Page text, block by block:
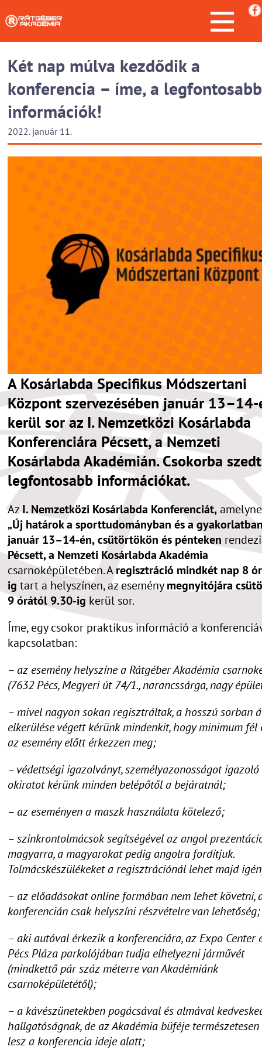
Két nap múlva kezdődik a
konferencia – íme, a legfontosabb
információk!
2022. január 11.
A Kosárlabda Specifikus Módszertani
Központ szervezésében január 13–14-
kerül sor az I. Nemzetközi Kosárlabda
Konferenciára Pécsett, a Nemzeti
Kosárlabda Akadémián. Csokorba
legfontosabb információkat.
AzI. Nemzetközi Kosárlabda Konferenciát,
„Új határok a sporttudományban és a
január 13–14-én,csütörtökön és pénteken
Pécsett, a Nemzeti Kosárlabda Akadémia
csarnoképületében. Aregisztráció mindkét nap 8
ig tart a helyszínen, az eseménymegnyitójára
9 órától 9.30-ig kerül sor.
Íme, egy csokor praktikus információ a
kapcsolatban:
– az esemény helyszíne a Rátgéber Akadémia
(7632 Pécs, Megyeri út 74/1., narancssárga, nagy
– mivel nagyon sokan regisztráltak, a hosszú sorban
elkerülése végett kérünk mindenkit, hogy minimum fél
az esemény előtt érkezzen meg;
– védettségi igazolványt, személyazonosságot igazoló
okiratot kérünk minden belépőtől a bejáratnál;
– az eseményen a maszk használata kötelező;
– szinkrontolmácsok segítségével az angol
magyarra, a magyarokat pedig angolra fordítjuk.
Tolmácskészülékeket a regisztrációnál lehet majd
– az előadásokat online formában nem lehet követni,
konferencián csak helyszíni részvételre van lehetőség;
– aki autóval érkezik a konferenciára, az Expo Center
Pécs Pláza parkolójában tudja elhelyezni járművét
(mindkettő pár száz méterre van Akadémiánk
csarnoképületétől);
– a kávészünetekben pogácsával és almával
hallgatóságnak, de az Akadémia büféje
lesz a konferencia ideje alatt;